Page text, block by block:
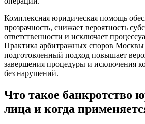
Комплексная юридическая помощь
прозрачность, снижает вероятность
ответственности и исключает
Практика арбитражных споров Москвы
подготовленный подход повышает
завершения процедуры и исключения
без нарушений.
Что такое банкротство
лица и когда